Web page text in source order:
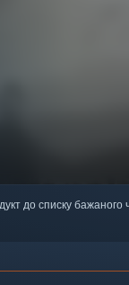
до списку бажаного